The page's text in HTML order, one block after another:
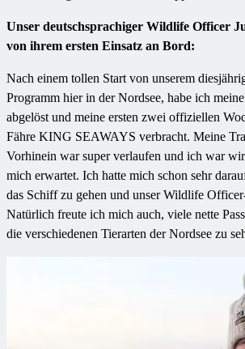
Unser deutschsprachiger Wildlife Officer
von ihrem ersten Einsatz an Bord:
Nach einem tollen Start von unserem
Programm hier in der Nordsee, habe ich
abgelöst und meine ersten zwei offiziellen
Fähre KING SEAWAYS verbracht. Meine
Vorhinein war super verlaufen und ich war
mich erwartet. Ich hatte mich schon sehr
das Schiff zu gehen und unser Wildlife
Natürlich freute ich mich auch, viele nette
die verschiedenen Tierarten der Nordsee zu